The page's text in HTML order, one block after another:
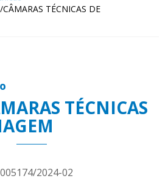
TÉCNICAS DE
TÉCNICAS
2024-02